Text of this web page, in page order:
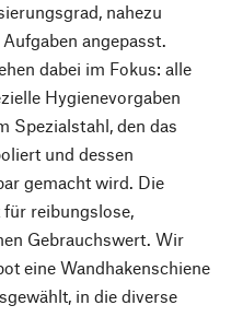
nahezu
angepasst.
dabei im Fokus: alle
Hygienevorgaben
Spezialstahl, den das
und dessen
gemacht wird. Die
reibungslose,
Gebrauchswert. Wir
eine Wandhakenschiene
in die diverse